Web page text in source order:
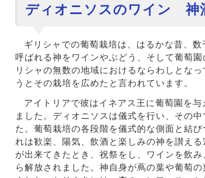
ディオニソスのワイン 神
ギリシャでの葡萄栽培は、はるかな昔、
呼ばれる神をワインやぶどう、そして葡萄
リシャの無数の地域におけるならわしとな
うとその栽培を広めたと言われています。
アイトリアで彼はイネアス王に葡萄園を
ました。ディオニソスは儀式を行い、その
た。葡萄栽培の各段階を儀式的な側面と結
れは歓楽、陽気、飲酒と楽しみの神を讃え
が出来てきたとき、祝祭をし、ワインを飲
ら解放されました。神自身が蔦の葉や葡萄